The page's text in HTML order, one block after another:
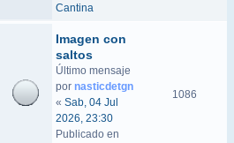
Cantina
Imagen con
saltos
Último mensaje
por nasticdetgn
« Sab, 04 Jul
2026, 23:30
Publicado en
1086